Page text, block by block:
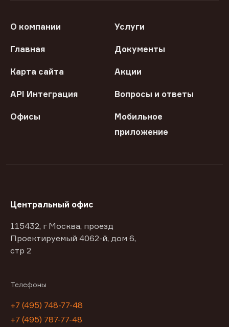
О компании Услуги
Главная Документы
Карта сайта Акции
API Интеграция Вопросы и ответы
Офисы
Мобильное
приложение
Центральный офис
115432, г Москва, проезд
Проектируемый 4062-й, дом 6,
стр 2
Телефоны
+7 (495) 748-77-48
+7 (495) 787-77-48